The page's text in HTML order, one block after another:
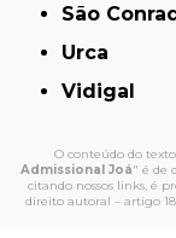
São
Urca
Vidigal
O conteúdo do
Admissional Joá" é de
citando nossos links, é
direito autoral – artigo